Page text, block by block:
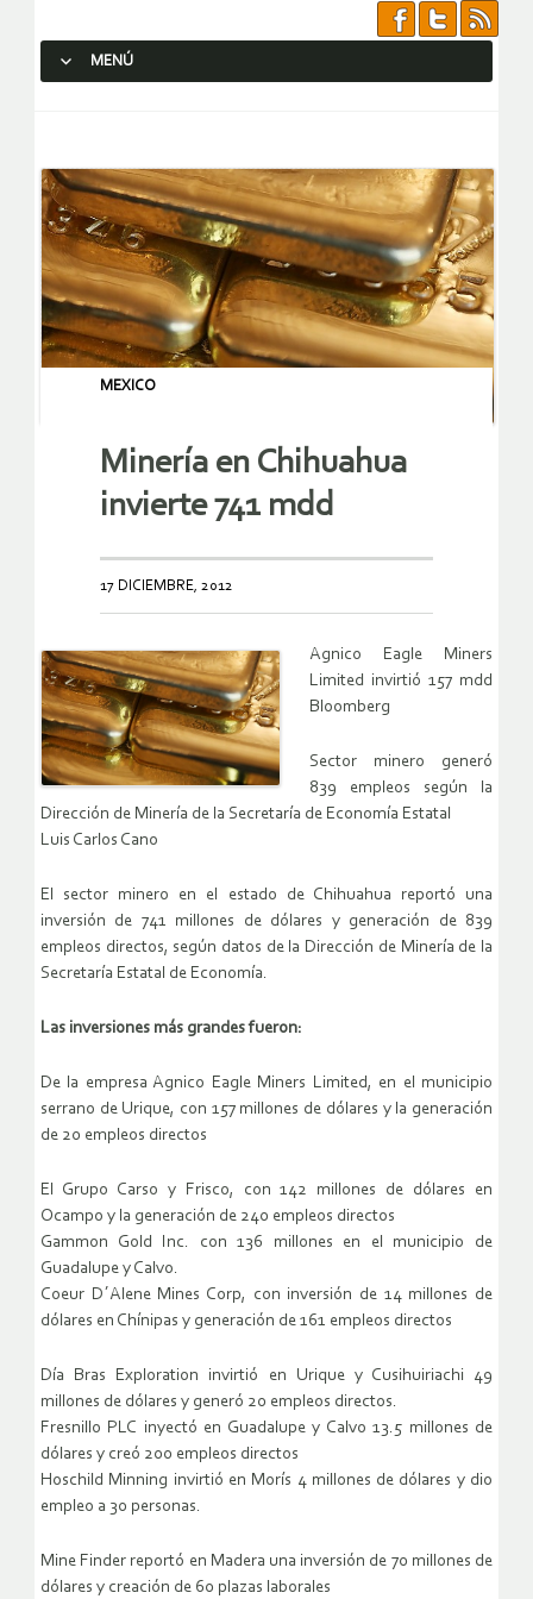
MENÚ
MEXICO
Minería en Chihuahua
invierte 741 mdd
17 DICIEMBRE, 2012
Agnico Eagle Miners
Limited invirtió 157 mdd
Bloomberg
Sector minero generó
839 empleos según la
Dirección de Minería de la Secretaría de Economía Estatal
Luis Carlos Cano
El sector minero en el estado de Chihuahua reportó una
inversión de 741 millones de dólares y generación de 839
empleos directos, según datos de la Dirección de Minería de la
Secretaría Estatal de Economía.
Las inversiones más grandes fueron:
De la empresa Agnico Eagle Miners Limited, en el municipio
serrano de Urique, con 157 millones de dólares y la generación
de 20 empleos directos
El Grupo Carso y Frisco, con 142 millones de dólares en
Ocampo y la generación de 240 empleos directos
Gammon Gold Inc. con 136 millones en el municipio de
Guadalupe y Calvo.
Coeur D´Alene Mines Corp, con inversión de 14 millones de
dólares en Chínipas y generación de 161 empleos directos
Día Bras Exploration invirtió en Urique y Cusihuiriachi 49
millones de dólares y generó 20 empleos directos.
Fresnillo PLC inyectó en Guadalupe y Calvo 13.5 millones de
dólares y creó 200 empleos directos
Hoschild Minning invirtió en Morís 4 millones de dólares y dio
empleo a 30 personas.
Mine Finder reportó en Madera una inversión de 70 millones de
dólares y creación de 60 plazas laborales